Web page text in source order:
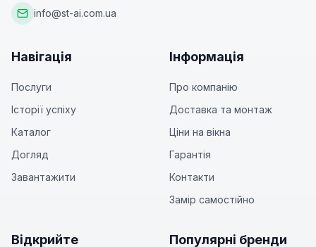
info@st-ai.com.ua
Навігація
Послуги
Історії успіху
Каталог
Догляд
Завантажити
Інформація
Про компанію
Доставка та монтаж
Ціни на вікна
Гарантія
Контакти
Замір самостійно
Відкрийте Популярні бренди